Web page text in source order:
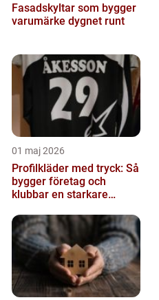
Fasadskyltar som bygger
varumärke dygnet runt
01 maj 2026
Profilkläder med tryck: Så
bygger företag och
klubbar en starkare